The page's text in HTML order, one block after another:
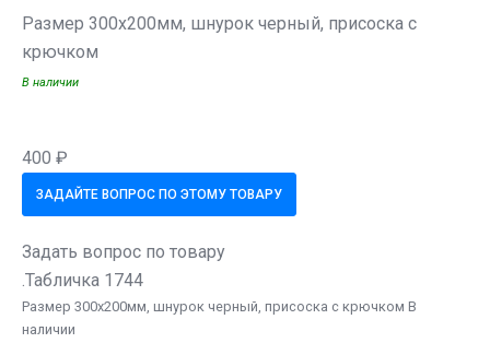
Размер 300х200мм, шнурок черный, присоска с
крючком
В наличии
400 ₽
ЗАДАЙТЕ ВОПРОС ПО ЭТОМУ ТОВАРУ
Задать вопрос по товару
.Табличка 1744
Размер 300х200мм, шнурок черный, присоска с крючком В
наличии